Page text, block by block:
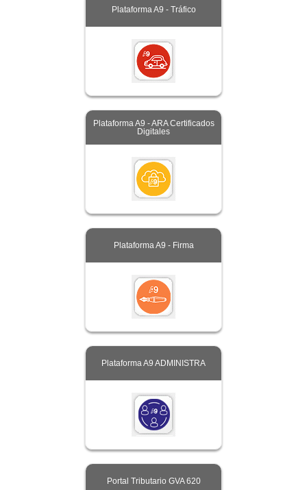
Plataforma A9 - Tráfico
Plataforma A9 - ARA Certificados
Digitales
Plataforma A9 - Firma
Plataforma A9 ADMINISTRA
Portal Tributario GVA 620